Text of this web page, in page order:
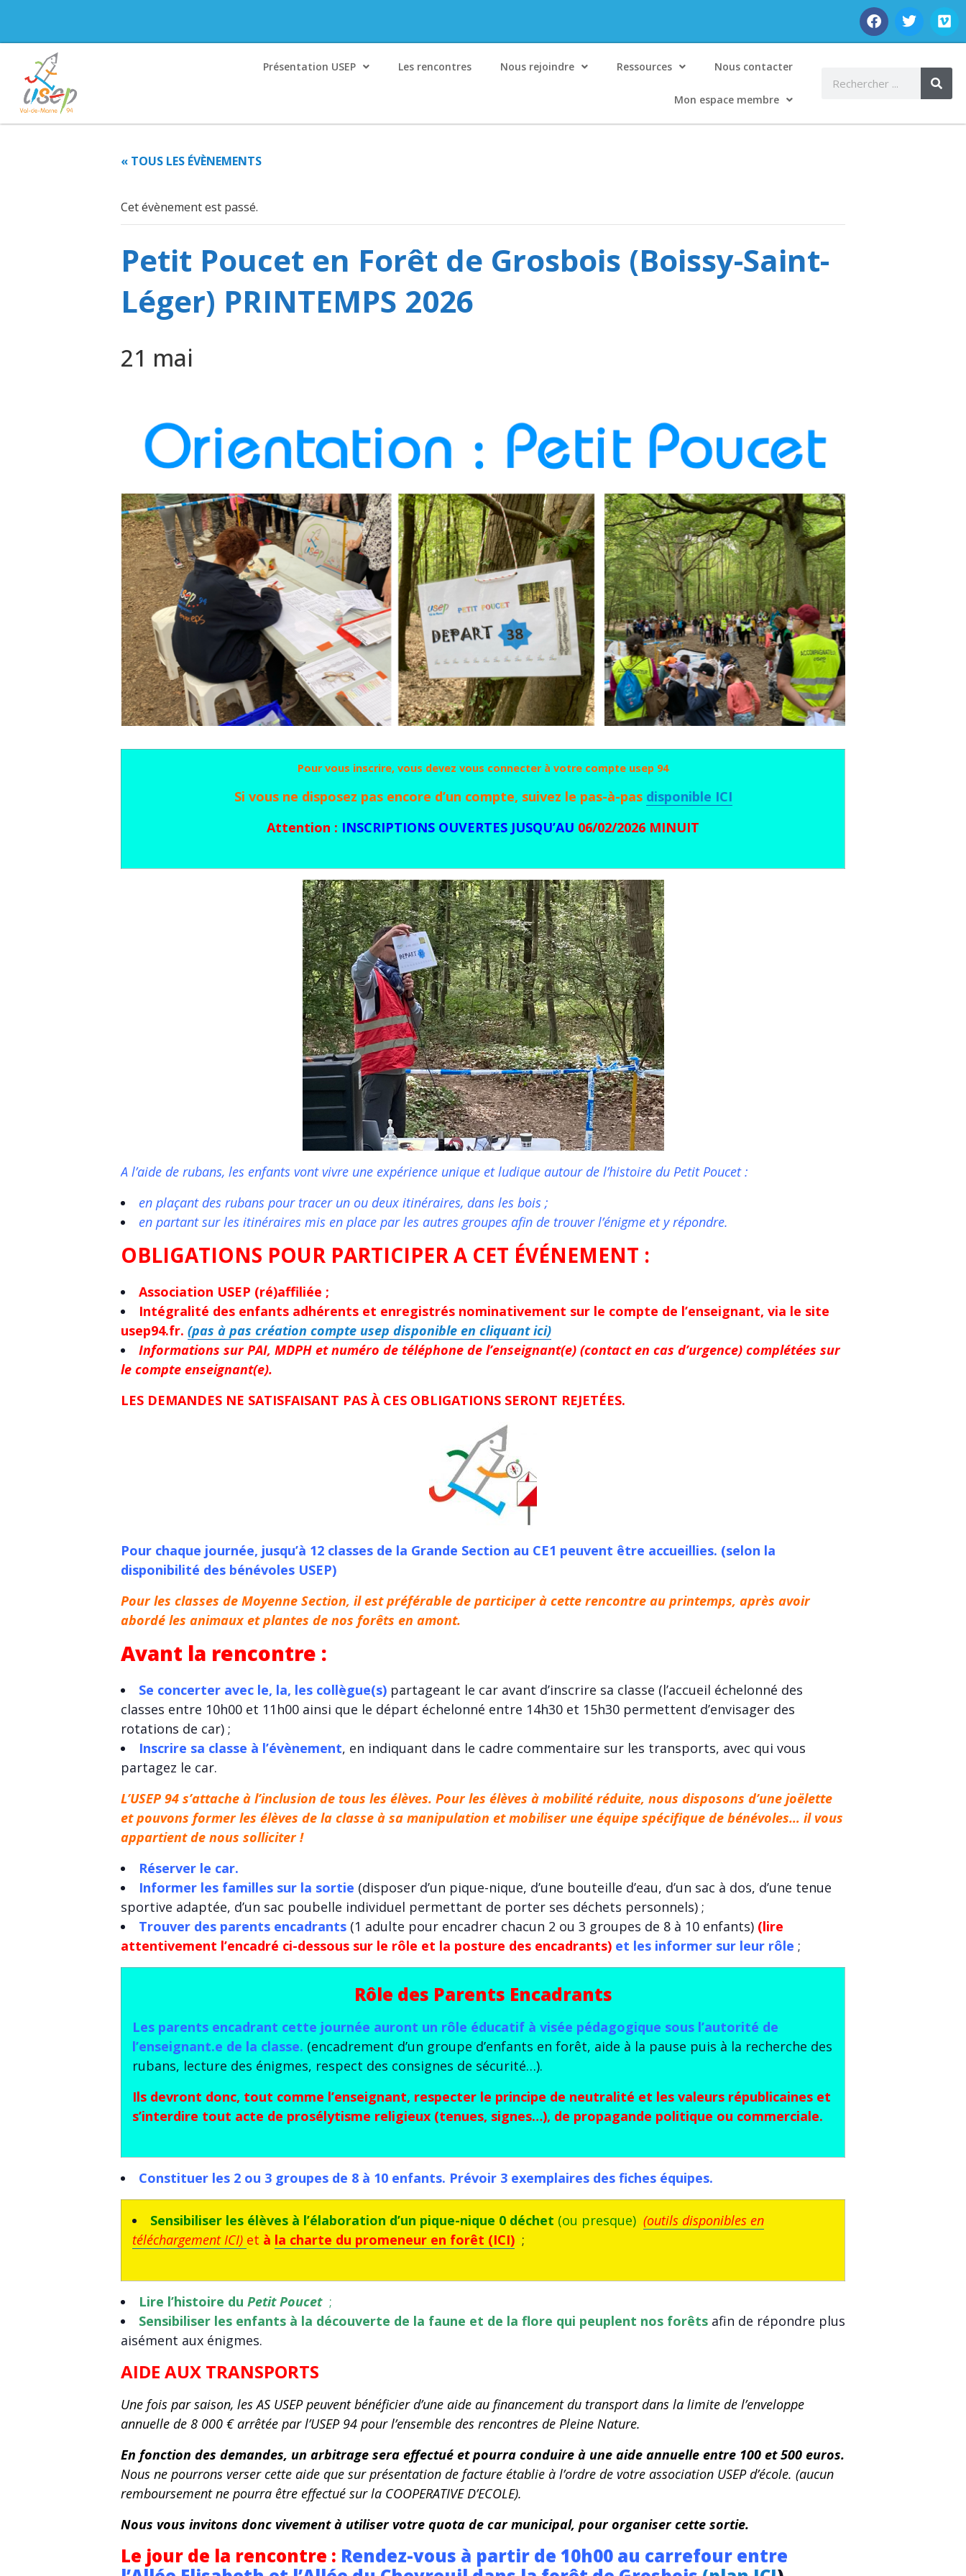
Présentation USEP Les rencontres Nous rejoindre Ressources Nous contacter
Mon espace membre
« TOUS LES ÉVÈNEMENTS
Cet évènement est passé.
Petit Poucet en Forêt de Grosbois (Boissy-Saint-
Léger) PRINTEMPS 2026
21 mai
Pour vous inscrire, vous devez vous connecter à votre compte usep 94
Si vous ne disposez pas encore d’un compte, suivez le pas-à-pas disponible ICI
Attention : INSCRIPTIONS OUVERTES JUSQU’AU 06/02/2026 MINUIT
A l’aide de rubans, les enfants vont vivre une expérience unique et ludique autour de l’histoire du Petit Poucet :
en plaçant des rubans pour tracer un ou deux itinéraires, dans les bois ;
en partant sur les itinéraires mis en place par les autres groupes afin de trouver l’énigme et y répondre.
OBLIGATIONS POUR PARTICIPER A CET ÉVÉNEMENT :
Association USEP (ré)affiliée ;
Intégralité des enfants adhérents et enregistrés nominativement sur le compte de l’enseignant, via le site
usep94.fr. (pas à pas création compte usep disponible en cliquant ici)
Informations sur PAI, MDPH et numéro de téléphone de l’enseignant(e) (contact en cas d’urgence) complétées sur
le compte enseignant(e).
LES DEMANDES NE SATISFAISANT PAS À CES OBLIGATIONS SERONT REJETÉES.
Pour chaque journée, jusqu’à 12 classes de la Grande Section au CE1 peuvent être accueillies. (selon la
disponibilité des bénévoles USEP)
Pour les classes de Moyenne Section, il est préférable de participer à cette rencontre au printemps, après avoir
abordé les animaux et plantes de nos forêts en amont.
Avant la rencontre :
Se concerter avec le, la, les collègue(s) partageant le car avant d’inscrire sa classe (l’accueil échelonné des
classes entre 10h00 et 11h00 ainsi que le départ échelonné entre 14h30 et 15h30 permettent d’envisager des
rotations de car) ;
Inscrire sa classe à l’évènement, en indiquant dans le cadre commentaire sur les transports, avec qui vous
partagez le car.
L’USEP 94 s’attache à l’inclusion de tous les élèves. Pour les élèves à mobilité réduite, nous disposons d’une joëlette
et pouvons former les élèves de la classe à sa manipulation et mobiliser une équipe spécifique de bénévoles… il vous
appartient de nous solliciter !
Réserver le car.
Informer les familles sur la sortie (disposer d’un pique-nique, d’une bouteille d’eau, d’un sac à dos, d’une tenue
sportive adaptée, d’un sac poubelle individuel permettant de porter ses déchets personnels) ;
Trouver des parents encadrants (1 adulte pour encadrer chacun 2 ou 3 groupes de 8 à 10 enfants) (lire
attentivement l’encadré ci-dessous sur le rôle et la posture des encadrants) et les informer sur leur rôle ;
Rôle des Parents Encadrants
Les parents encadrant cette journée auront un rôle éducatif à visée pédagogique sous l’autorité de
l’enseignant.e de la classe. (encadrement d’un groupe d’enfants en forêt, aide à la pause puis à la recherche des
rubans, lecture des énigmes, respect des consignes de sécurité…).
Ils devront donc, tout comme l’enseignant, respecter le principe de neutralité et les valeurs républicaines et
s’interdire tout acte de prosélytisme religieux (tenues, signes…), de propagande politique ou commerciale.
Constituer les 2 ou 3 groupes de 8 à 10 enfants. Prévoir 3 exemplaires des fiches équipes.
Sensibiliser les élèves à l’élaboration d’un pique-nique 0 déchet (ou presque) (outils disponibles en
téléchargement ICI) et à la charte du promeneur en forêt (ICI) ;
Lire l’histoire du Petit Poucet;
Sensibiliser les enfants à la découverte de la faune et de la flore qui peuplent nos forêts afin de répondre plus
aisément aux énigmes.
AIDE AUX TRANSPORTS
Une fois par saison, les AS USEP peuvent bénéficier d’une aide au financement du transport dans la limite de l’enveloppe
annuelle de 8 000 € arrêtée par l’USEP 94 pour l’ensemble des rencontres de Pleine Nature.
En fonction des demandes, un arbitrage sera effectué et pourra conduire à une aide annuelle entre 100 et 500 euros.
Nous ne pourrons verser cette aide que sur présentation de facture établie à l’ordre de votre association USEP d’école. (aucun
remboursement ne pourra être effectué sur la COOPERATIVE D’ECOLE).
Nous vous invitons donc vivement à utiliser votre quota de car municipal, pour organiser cette sortie.
Le jour de la rencontre : Rendez-vous à partir de 10h00 au carrefour entre